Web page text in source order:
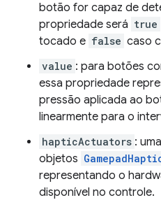
botão for capaz de
propriedade será true
tocado e false caso
value : para botões
essa propriedade
pressão aplicada ao
linearmente para o
hapticActuators :
objetos
representando o
disponível no controle.